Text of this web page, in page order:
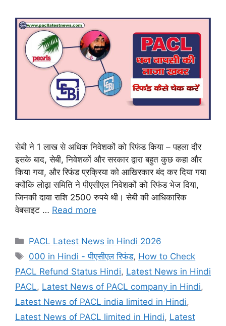
सेबी ने 1 लाख से अधिक निवेशकों को रिफंड किया – पहला दौर
इसके बाद, सेबी, निवेशकों और सरकार द्वारा बहुत कुछ कहा और
किया गया, और रिफंड प्रक्रिया को आखिरकार बंद कर दिया गया
क्योंकि लोढ़ा समिति ने पीएसीएल निवेशकों को रिफंड भेज दिया,
जिनकी दावा राशि 2500 रुपये थी। सेबी की आधिकारिक
वेबसाइट … Read more
Categories
PACL Latest News in Hindi 2026
Tags
000 in Hindi - पीएसीएल रिफंड, How to Check
PACL Refund Status Hindi, Latest News in Hindi
PACL, Latest News of PACL company in Hindi,
Latest News of PACL india limited in Hindi,
Latest News of PACL limited in Hindi, Latest